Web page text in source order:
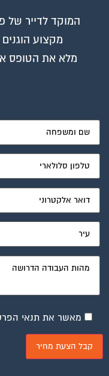
המוקד לדייר של
מקצוע הוגנים
מלא את הטופס או
מאשר את תנאי